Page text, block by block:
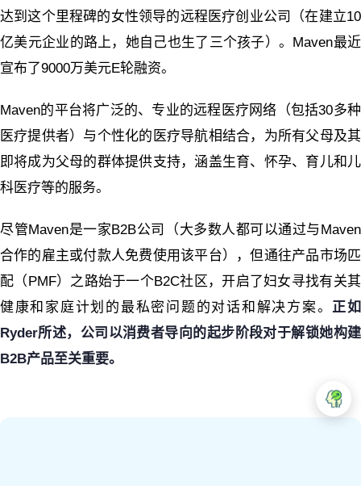
达到这个里程碑的女性领导的远程医疗创业公司（在建立10
亿美元企业的路上，她自己也生了三个孩子）。Maven最近
宣布了9000万美元E轮融资。
Maven的平台将广泛的、专业的远程医疗网络（包括30多种
医疗提供者）与个性化的医疗导航相结合，为所有父母及其
即将成为父母的群体提供支持，涵盖生育、怀孕、育儿和儿
科医疗等的服务。
尽管Maven是一家B2B公司（大多数人都可以通过与Maven
合作的雇主或付款人免费使用该平台），但通往产品市场匹
配（PMF）之路始于一个B2C社区，开启了妇女寻找有关其
健康和家庭计划的最私密问题的对话和解决方案。 正如
Ryder所述，公司以消费者导向的起步阶段对于解锁她构建
B2B产品至关重要。